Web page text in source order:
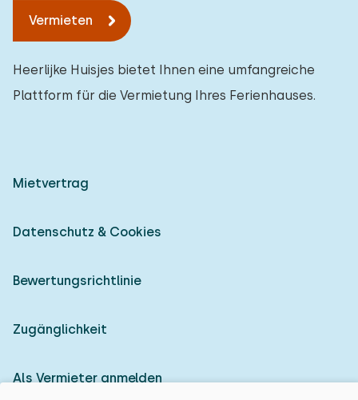
Vermieten
Heerlijke Huisjes bietet Ihnen eine umfangreiche
Plattform für die Vermietung Ihres Ferienhauses.
Mietvertrag
Datenschutz & Cookies
Bewertungsrichtlinie
Zugänglichkeit
Als Vermieter anmelden